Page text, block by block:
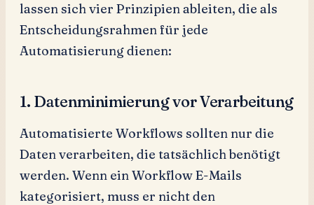
lassen sich vier Prinzipien ableiten, die als
Entscheidungsrahmen für jede
Automatisierung dienen:
1. Datenminimierung vor Verarbeitung
Automatisierte Workflows sollten nur die
Daten verarbeiten, die tatsächlich benötigt
werden. Wenn ein Workflow E-Mails
kategorisiert, muss er nicht den